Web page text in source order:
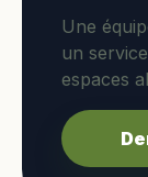
Une
un
espaces